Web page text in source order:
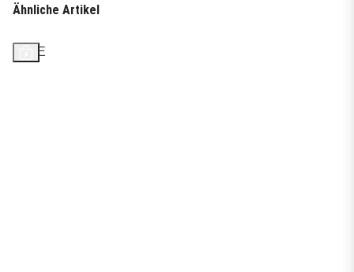
Ähnliche Artikel
SALE